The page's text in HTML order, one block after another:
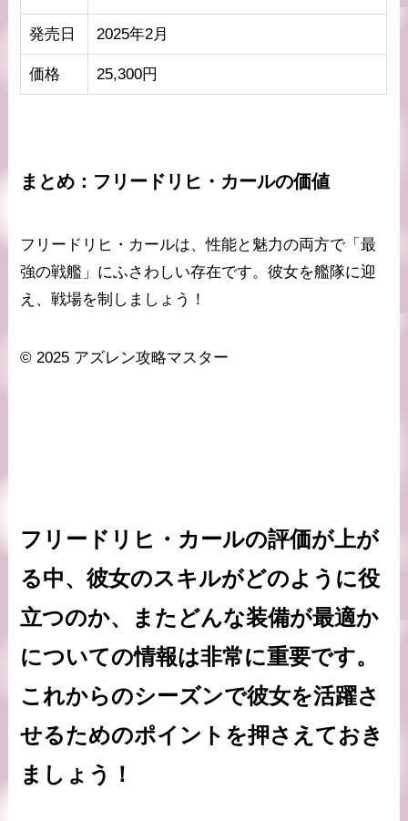
発売日 2025年2月
価格 25,300円
まとめ：フリードリヒ・カールの価値
フリードリヒ・カールは、性能と魅力の両方で「最
強の戦艦」にふさわしい存在です。彼女を艦隊に迎
え、戦場を制しましょう！
© 2025 アズレン攻略マスター
フリードリヒ・カールの評価が上が
る中、彼女のスキルがどのように役
立つのか、またどんな装備が最適か
についての情報は非常に重要です。
これからのシーズンで彼女を活躍さ
せるためのポイントを押さえておき
ましょう！